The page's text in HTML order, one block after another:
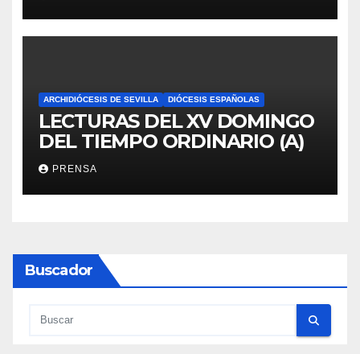
ARCHIDIÓCESIS DE SEVILLA DIÓCESIS ESPAÑOLAS
LECTURAS DEL XV DOMINGO
DEL TIEMPO ORDINARIO (A)
PRENSA
Buscador